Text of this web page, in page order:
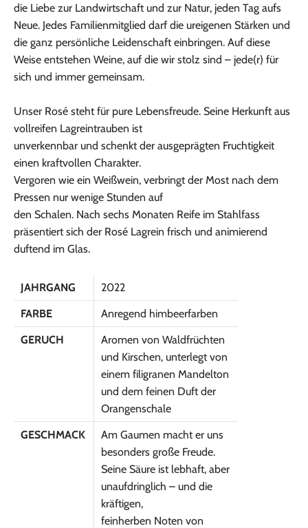
die Liebe zur Landwirtschaft und zur Natur, jeden Tag aufs
Neue. Jedes Familienmitglied darf die ureigenen Stärken und
die ganz persönliche Leidenschaft einbringen. Auf diese
Weise entstehen Weine, auf die wir stolz sind – jede(r) für
sich und immer gemeinsam.
Unser Rosé steht für pure Lebensfreude. Seine Herkunft aus
vollreifen Lagreintrauben ist
unverkennbar und schenkt der ausgeprägten Fruchtigkeit
einen kraftvollen Charakter.
Vergoren wie ein Weißwein, verbringt der Most nach dem
Pressen nur wenige Stunden auf
den Schalen. Nach sechs Monaten Reife im Stahlfass
präsentiert sich der Rosé Lagrein frisch und animierend
duftend im Glas.
JAHRGANG
2022
FARBE
Anregend himbeerfarben
GERUCH
Aromen von Waldfrüchten
und Kirschen, unterlegt von
einem filigranen Mandelton
und dem feinen Duft der
Orangenschale
GESCHMACK
Am Gaumen macht er uns
besonders große Freude.
Seine Säure ist lebhaft, aber
unaufdringlich – und die
kräftigen,
feinherben Noten von